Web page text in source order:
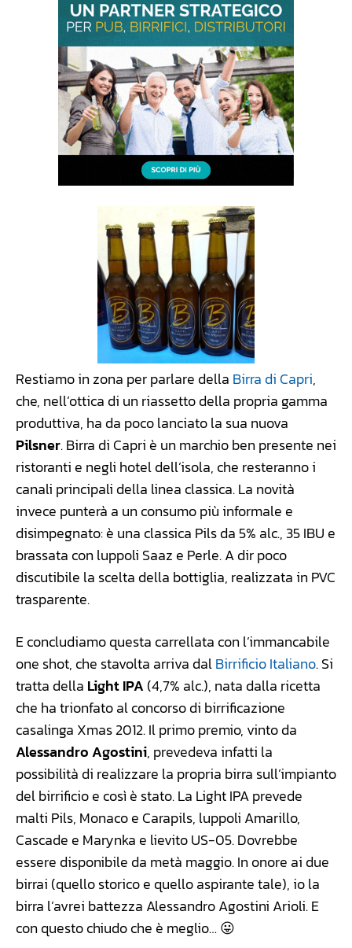
Restiamo in zona per parlare della Birra di Capri,
che, nell’ottica di un riassetto della propria gamma
produttiva, ha da poco lanciato la sua nuova
Pilsner. Birra di Capri è un marchio ben presente nei
ristoranti e negli hotel dell’isola, che resteranno i
canali principali della linea classica. La novità
invece punterà a un consumo più informale e
disimpegnato: è una classica Pils da 5% alc., 35 IBU e
brassata con luppoli Saaz e Perle. A dir poco
discutibile la scelta della bottiglia, realizzata in PVC
trasparente.
E concludiamo questa carrellata con l’immancabile
one shot, che stavolta arriva dalBirrificio Italiano. Si
tratta della Light IPA (4,7% alc.), nata dalla ricetta
che ha trionfato al concorso di birrificazione
casalinga Xmas 2012. Il primo premio, vinto da
Alessandro Agostini, prevedeva infatti la
possibilità di realizzare la propria birra sull’impianto
del birrificio e così è stato. La Light IPA prevede
malti Pils, Monaco e Carapils, luppoli Amarillo,
Cascade e Marynka e lievito US-05. Dovrebbe
essere disponibile da metà maggio. In onore ai due
birrai (quello storico e quello aspirante tale), io la
birra l’avrei battezza Alessandro Agostini Arioli. E
con questo chiudo che è meglio… 😛